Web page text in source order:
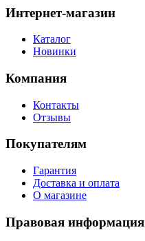
Интернет-магазин
Каталог
Новинки
Компания
Контакты
Отзывы
Покупателям
Гарантия
Доставка и оплата
О магазине
Правовая информация